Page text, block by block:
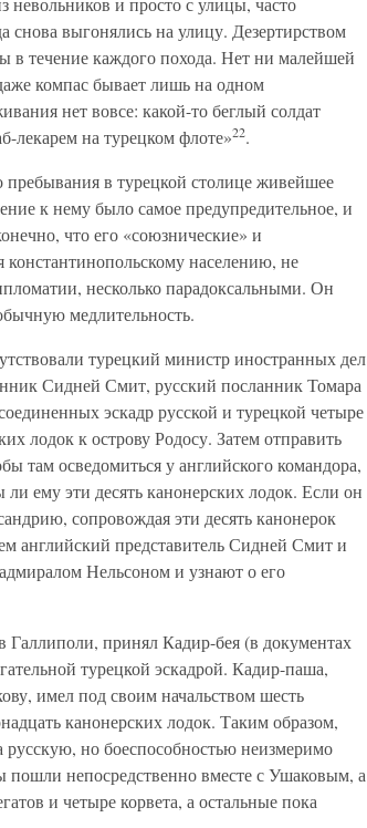
выгонялись на улицу. Дезертирством
в течение каждого похода. Нет ни малейшей
компас бывает лишь на одном
нет вовсе: какой-то беглый солдат
лекарем на турецком флоте»22.
в турецкой столице живейшее
к нему было самое предупредительное, и
что его «союзнические» и
населению, не
несколько парадоксальными. Он
медлительность.
турецкий министр иностранных дел
Сидней Смит, русский посланник Томара
эскадр русской и турецкой четыре
лодок к острову Родосу. Затем отправить
там осведомиться у английского командора,
ему эти десять канонерских лодок. Если он
сопровождая эти десять канонерок
английский представитель Сидней Смит и
Нельсоном и узнают о его
принял Кадир-бея (в документах
турецкой эскадрой. Кадир-паша,
имел под своим начальством шесть
канонерских лодок. Таким образом,
русскую, но боеспособностью неизмеримо
пошли непосредственно вместе с Ушаковым, а
и четыре корвета, а остальные пока